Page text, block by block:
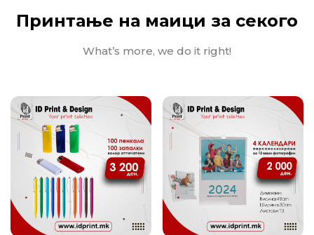
Принтање на маици за секого
What’s more, we do it right!